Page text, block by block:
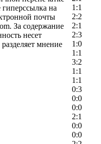
1:1
2:2
2:1
2:3
1:0
1:1
3:2
1:1
1:1
0:3
0:0
0:0
2:1
0:0
0:0
гиперссылка на
почты
За содержание
несет
мнение